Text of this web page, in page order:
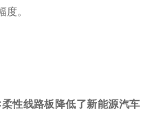
度。
性线路板降低了新能源汽车